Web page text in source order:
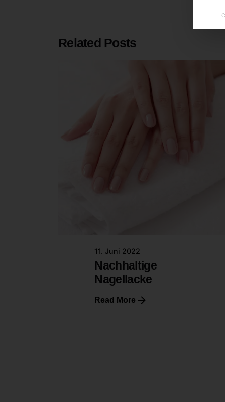
Related Posts
11. Juni 2022
Nachhaltige
Nagellacke
Read More